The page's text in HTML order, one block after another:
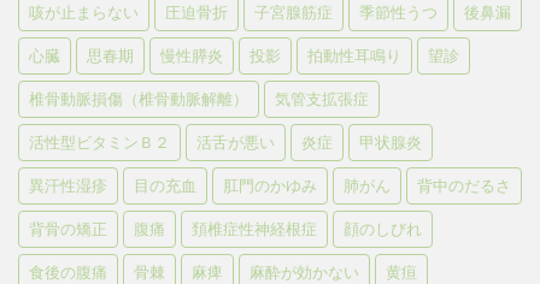
咳が止まらない 圧迫骨折 子宮腺筋症 季節性うつ 後鼻漏
心臓 思春期 慢性膵炎 投影 拍動性耳鳴り 望診
椎骨動脈損傷（椎骨動脈解離） 気管支拡張症
活性型ビタミンＢ２ 活舌が悪い 炎症 甲状腺炎
異汗性湿疹 目の充血 肛門のかゆみ 肺がん 背中のだるさ
背骨の矯正 腹痛 頚椎症性神経根症 顔のしびれ
食後の腹痛 骨棘 麻痺 麻酔が効かない 黄疸